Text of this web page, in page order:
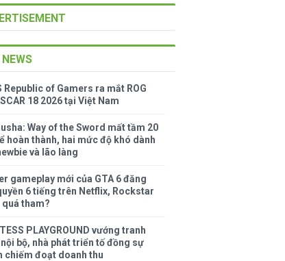
Republic of Gamers ra mắt ROG
18 2026 tại Việt Nam
Way of the Sword mất tầm 20
hoàn thành, hai mức độ khó dành
và lão làng
gameplay mới của GTA 6 đăng
6 tiếng trên Netflix, Rockstar
tham?
PLAYGROUND vướng tranh
bộ, nhà phát triển tố đồng sự
chiếm đoạt doanh thu